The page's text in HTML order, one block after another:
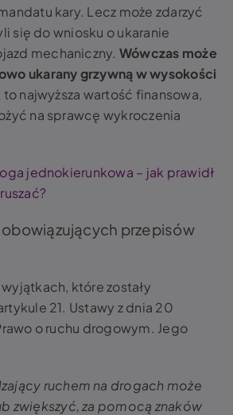
kary. Lecz może zdarzyć
się do wniosku o ukaranie
mechaniczny. Wówczas może
ukarany grzywną w wysokości
to najwyższa wartość finansowa,
na sprawcę wykroczenia
jednokierunkowa – jak prawidł
przepisów
które zostały
21. Ustawy z dnia 20
o ruchu drogowym. Jego
ruchem na drogach może
zwiększyć, za pomocą znaków